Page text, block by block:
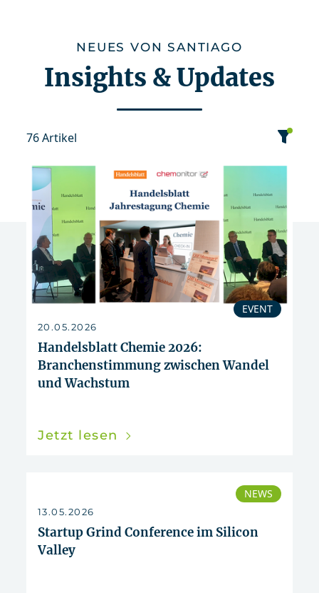
NEUES VON SANTIAGO
Insights & Updates
76 Artikel
Datum
Sortierung
Event News
EVENT
20.05.2026
Handelsblatt Chemie 2026:
Branchenstimmung zwischen Wandel
und Wachstum
Jetzt lesen
NEWS
13.05.2026
Startup Grind Conference im Silicon
Valley